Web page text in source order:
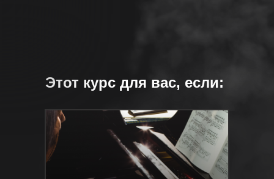
Этот курс для вас, если: